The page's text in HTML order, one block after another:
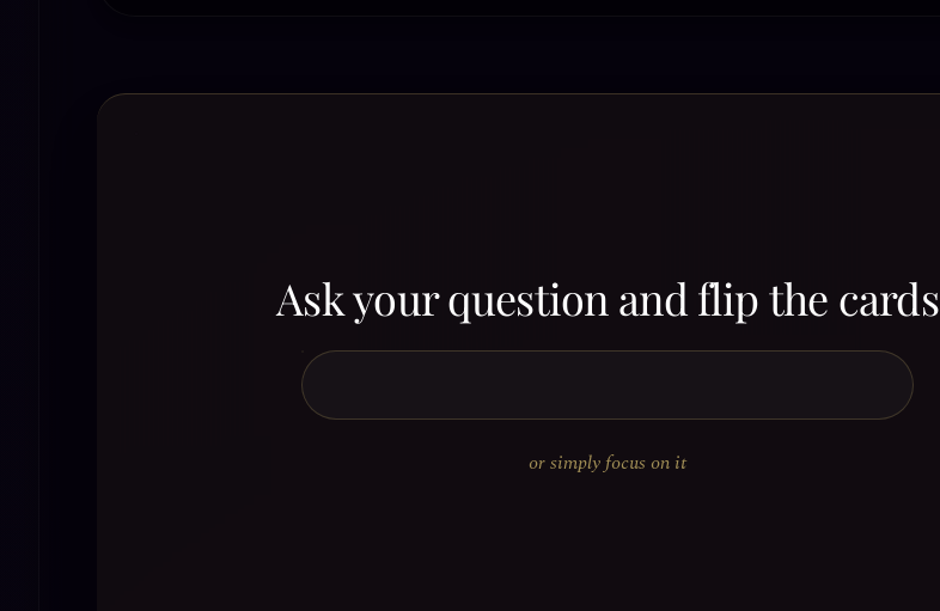
Ask your question and flip the cards
or simply focus on it